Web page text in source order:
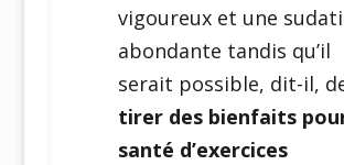
vigoureux et une
abondante tandis qu’il
serait possible, dit-il,
tirer des bienfaits
santé d’exercices